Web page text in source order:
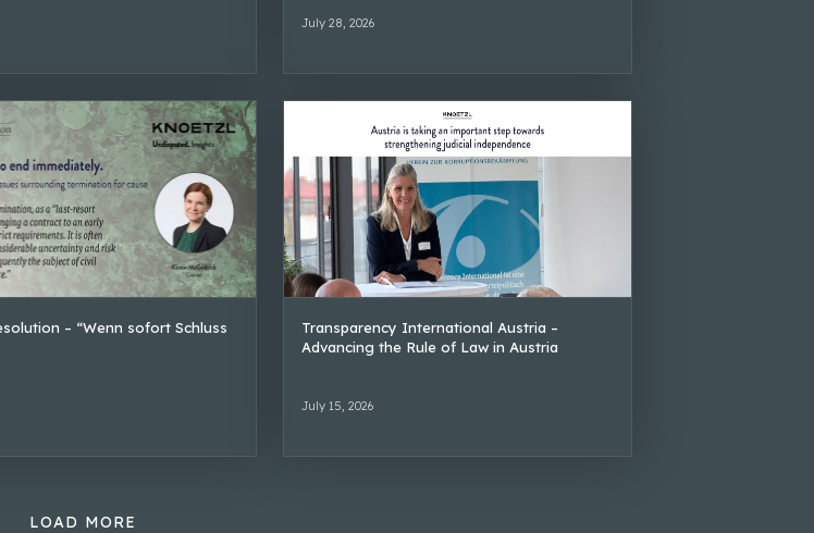
July 28, 2026
– “Wenn sofort Schluss
Transparency International Austria –
Advancing the Rule of Law in Austria
July 15, 2026
LOAD MORE